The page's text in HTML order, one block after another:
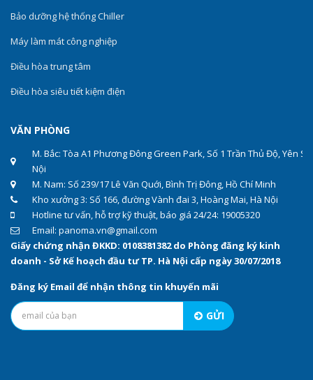
Bảo dưỡng hệ thống Chiller
Máy làm mát công nghiệp
Điều hòa trung tâm
Điều hòa siêu tiết kiệm điện
VĂN PHÒNG
M. Bắc: Tòa A1 Phương Đông Green Park, Số 1 Trần Thủ Độ, Yên
Nội
M. Nam: Số 239/17 Lê Văn Quới, Bình Trị Đông, Hồ Chí Minh
Kho xưởng 3: Số 166, đường Vành đai 3, Hoàng Mai, Hà Nội
Hotline tư vấn, hỗ trợ kỹ thuật, báo giá 24/24: 19005320
Email: panoma.vn@gmail.com
Giấy chứng nhận ĐKKD: 0108381382 do Phòng đăng ký kinh
doanh - Sở Kế hoạch đầu tư TP. Hà Nội cấp ngày 30/07/2018
Đăng ký Email để nhận thông tin khuyến mãi
GỬI